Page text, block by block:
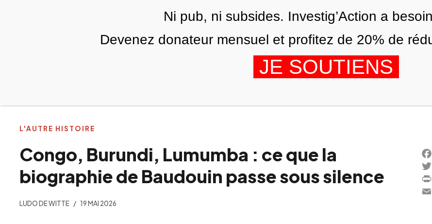
NOUS AGENDA
Congo, Burundi, Lumumba : ce que la
biographie de Baudouin passe sous silence
LUDO DE WITTE 19 MAI 2026
L'AUTRE HISTOIRE
Ni pub, ni subsides. Investig’Action a
Devenez donateur mensuel et profitez de 20% de
JE SOUTIENS